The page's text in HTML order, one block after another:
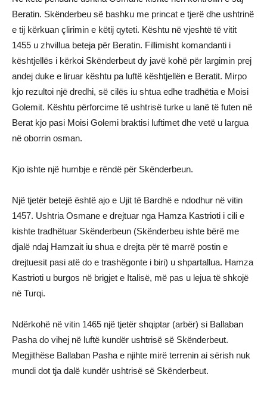
Beratin. Skënderbeu së bashku me princat e tjerë dhe ushtrinë
e tij kërkuan çlirimin e këtij qyteti. Kështu në vjeshtë të vitit
1455 u zhvillua beteja për Beratin. Fillimisht komandanti i
kështjellës i kërkoi Skënderbeut dy javë kohë për largimin prej
andej duke e liruar kështu pa luftë kështjellën e Beratit. Mirpo
kjo rezultoi një dredhi, së cilës iu shtua edhe tradhëtia e Moisi
Golemit. Kështu përforcime të ushtrisë turke u lanë të futen në
Berat kjo pasi Moisi Golemi braktisi luftimet dhe vetë u largua
në oborrin osman.
Kjo ishte një humbje e rëndë për Skënderbeun.
Një tjetër betejë është ajo e Ujit të Bardhë e ndodhur në vitin
1457. Ushtria Osmane e drejtuar nga Hamza Kastrioti i cili e
kishte tradhëtuar Skënderbeun (Skënderbeu ishte bërë me
djalë ndaj Hamzait iu shua e drejta për të marrë postin e
drejtuesit pasi atë do e trashëgonte i biri) u shpartallua. Hamza
Kastrioti u burgos në brigjet e Italisë, më pas u lejua të shkojë
në Turqi.
Ndërkohë në vitin 1465 një tjetër shqiptar (arbër) si Ballaban
Pasha do vihej në luftë kundër ushtrisë së Skënderbeut.
Megjithëse Ballaban Pasha e njihte mirë terrenin ai sërish nuk
mundi dot tja dalë kundër ushtrisë së Skënderbeut.